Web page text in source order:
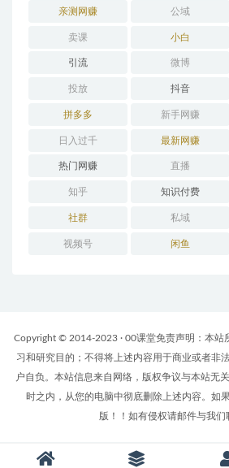
亲测网赚 公域
卖课 小白
引流 微博
投放 抖音
拼多多 新手网赚
日入过千 最新网赚
热门网赚 直播
知乎 知识付费
社群 私域
视频号 闲鱼
Copyright © 2014-2023 · 00课堂免责声明：本站
习和研究目的；不得将上述内容用于商业或者非
户自负。本站信息来自网络，版权争议与本站无
时之内，从您的电脑中彻底删除上述内容。如
版！！如有侵权请邮件与我们